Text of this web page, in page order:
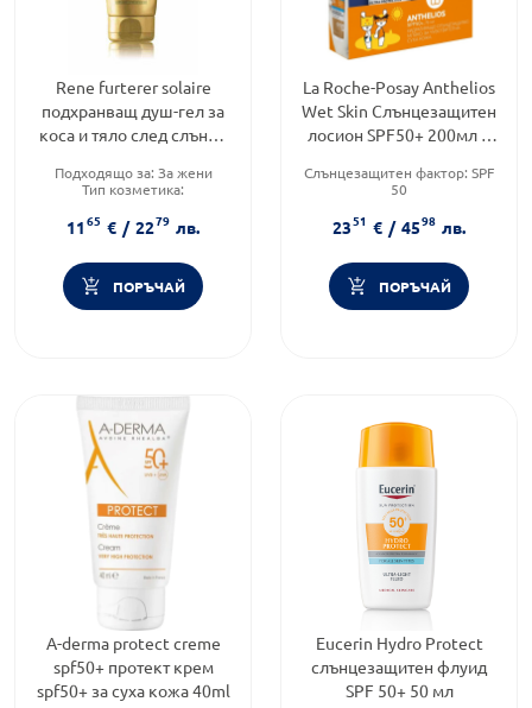
Rene furterer solaire
подхранващ душ-гел за
коса и тяло след слънце
Подходящо за: За жени
Тип козметика:
Форма на продукта: душ-гел
1165 € / 2279 лв.
ПОРЪЧАЙ
La Roche-Posay Anthelios
Wet Skin Слънцезащитен
лосион SPF50+ 200мл +
322795
Слънцезащитен фактор: SPF
50
Дермокозметика
Тип продукт:Лосион
2351 € / 4598 лв.
ПОРЪЧАЙ
A-derma protect creme
spf50+ протект крем
spf50+ за суха кожа 40ml
Eucerin Hydro Protect
слънцезащитен флуид
SPF 50+ 50 мл